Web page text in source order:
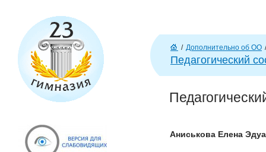
Г
л
н
/ Дополнительно об ОО /
Педагогический
Аниськова Елена